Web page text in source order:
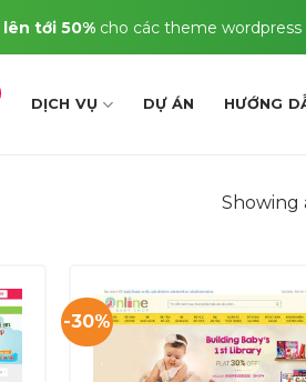
lên tới 50%cho các theme wordpress
DỊCH VỤ DỰ ÁN HƯỚNG
Showing
-30%